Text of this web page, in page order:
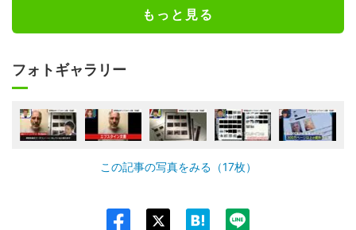
もっと見る
フォトギャラリー
この記事の写真をみる（17枚）